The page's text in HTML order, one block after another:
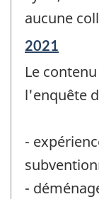
aucune
Période
référence
de
changement
2021
Le
l'enquête
-
-